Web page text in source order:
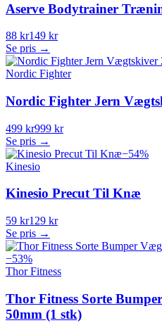
Aserve Bodytrainer
88 kr149 kr
Se pris →
Nordic Fighter
Nordic Fighter Jern
499 kr999 kr
Se pris →
−54%
Kinesio
Kinesio Precut Til Knæ
59 kr129 kr
Se pris →
−53%
Thor Fitness
Thor Fitness Sorte
50mm (1 stk)